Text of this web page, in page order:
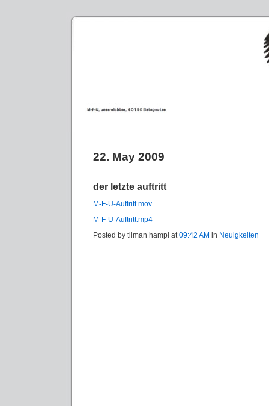
22. May 2009
der letzte auftritt
M-F-U-Auftritt.mov
M-F-U-Auftritt.mp4
Posted by tilman hampl at09:42 AM in Neuigkeiten